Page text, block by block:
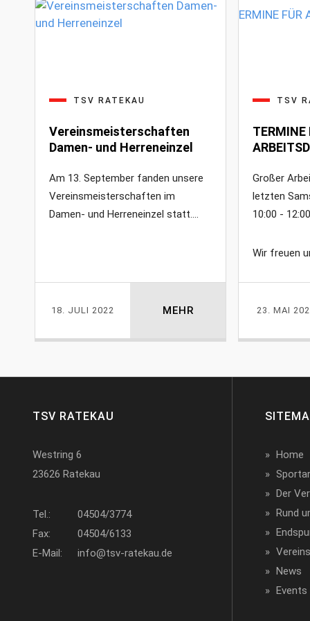
TSV RATEKAU
Vereinsmeisterschaften
Damen- und Herreneinzel
Am 13. September fanden unsere
Vereinsmeisterschaften im
Damen- und Herreneinzel statt.
18. JULI 2022 MEHR
TSV
TERMINE
Großer
letzten
10:00 -
Wir freuen
23. MAI
TSV RATEKAU
Westring 6
23626 Ratekau
Tel.:
04504/3774
Fax:
04504/6133
E-Mail:
info@tsv-ratekau.de
Home
Der
Rund
News
Events